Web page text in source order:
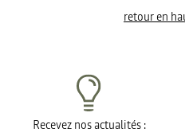
retour en
Recevez nos actualités :